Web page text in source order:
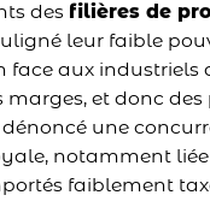
des filières de
leur faible
face aux industriels
marges, et donc des
une
notamment
faiblement